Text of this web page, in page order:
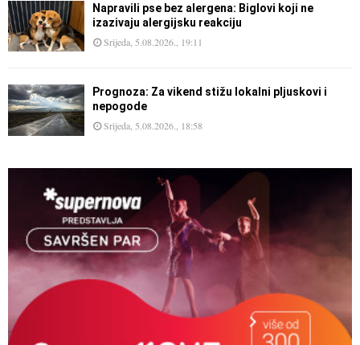
Napravili pse bez alergena: Biglovi koji ne
izazivaju alergijsku reakciju
Srijeda, 5.08.2026., 19:11
Prognoza: Za vikend stižu lokalni pljuskovi i
nepogode
Srijeda, 5.08.2026., 18:58